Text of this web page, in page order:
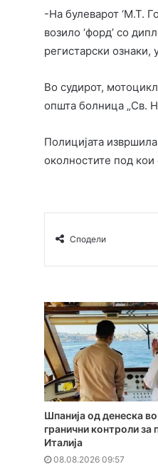
-На булеварот ‘М.Т.
возило ‘форд’ со
регистарски
Во судирот,
општа болница „Св.
Полицијата
околностите под кои
Сподели
Шпанија од денеска
гранични контроли за
Италија
08.08.2026 09:57